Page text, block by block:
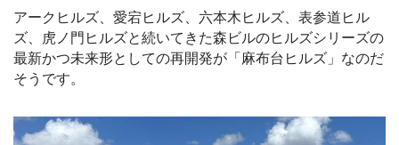
アークヒルズ、愛宕ヒルズ、六本木ヒルズ、表参道ヒル
ズ、虎ノ門ヒルズと続いてきた森ビルのヒルズシリーズの
最新かつ未来形としての再開発が「麻布台ヒルズ」なのだ
そうです。